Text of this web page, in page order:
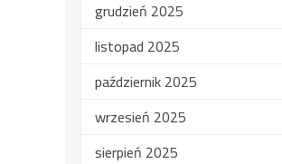
grudzień 2025
listopad 2025
październik 2025
wrzesień 2025
sierpień 2025